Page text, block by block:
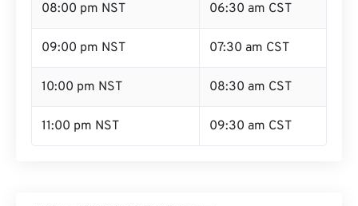
08:00 pm NST 06:30 am CST
09:00 pm NST 07:30 am CST
10:00 pm NST 08:30 am CST
11:00 pm NST 09:30 am CST